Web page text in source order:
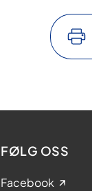
FØLG OSS
Facebook